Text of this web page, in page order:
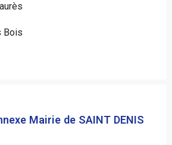
Bois
Mairie de SAINT DENIS